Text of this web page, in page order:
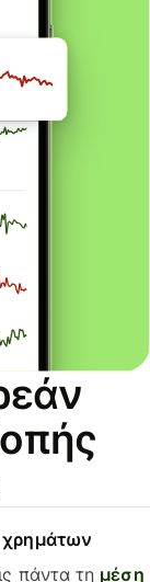
χρημάτων
πάντα τη μέση